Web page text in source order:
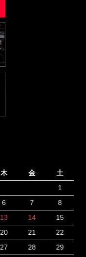
木 金
土
1
6 7
8
13 14
15
20 21
22
27 28
29